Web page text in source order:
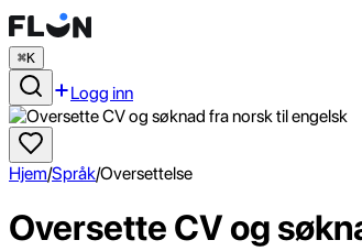
⌘K
Logg inn
Hjem/Språk/Oversettelse
Oversette CV og